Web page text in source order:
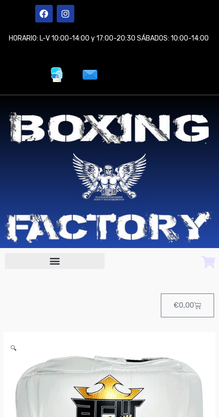
F
a
e
b
I
n
t
a
HORARIO: L-V 10:00-14:00 y 17:00-20:30 SÁBADOS: 10:00-14:00
€0,00Cart
🔍Buddha
SPECTRUM
METALIC
THAILAND
cantidad